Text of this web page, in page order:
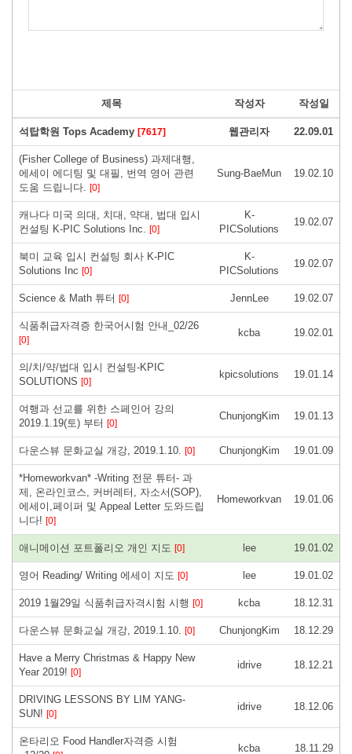
제목 작성자 작성일
석탑학원 Tops Academy [7617] 웹관리자 22.09.01
(Fisher College of Business) 과제대행,
에세이 에디팅 및 대필, 번역 영어 관련
도움 드립니다. [0]
Sung-BaeMun 19.02.10
캐나다 미국 의대, 치대, 약대, 법대 입시
컨설팅 K-PIC Solutions Inc. [0]
K-
PICSolutions
19.02.07
북미 교육 입시 컨설팅 회사 K-PIC
Solutions Inc [0]
K-
PICSolutions
19.02.07
Science & Math 튜터 [0] JennLee 19.02.07
식품취급자격증 한국어시험 안내_02/26
[0]
kcba 19.02.01
의/치/약/법대 입시 컨설팅-KPIC
SOLUTIONS [0]
kpicsolutions 19.01.14
여행과 선교를 위한 스페인어 강의
2019.1.19(토) 부터 [0]
ChunjongKim 19.01.13
다운스뷰 문화교실 개강, 2019.1.10. [0] ChunjongKim 19.01.09
*Homeworkvan* -Writing 전문 튜터- 과
제, 온라인코스, 커버레터, 자소서(SOP),
에세이,페이퍼 및 Appeal Letter 도와드립
니다! [0]
Homeworkvan 19.01.06
애니메이션 포트폴리오 개인 지도 [0] lee 19.01.02
영어 Reading/ Writing 에세이 지도 [0] lee 19.01.02
2019 1월29일 식품취급자격시험 시행 [0] kcba 18.12.31
다운스뷰 문화교실 개강, 2019.1.10. [0] ChunjongKim 18.12.29
Have a Merry Christmas & Happy New
Year 2019! [0]
idrive 18.12.21
DRIVING LESSONS BY LIM YANG-
SUN! [0]
idrive 18.12.06
온타리오 Food Handler자격증 시험
kcba 18.11.29